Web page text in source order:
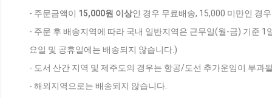
- 주문금액이 15,000원 이상인 경우 무료배송, 15,000 미만인 경
- 주문 후 배송지역에 따라 국내 일반지역은 근무일(월-금) 기준
요일 및 공휴일에는 배송되지 않습니다.)
- 도서 산간 지역 및 제주도의 경우는 항공/도선 추가운임이 부과
- 해외지역으로는 배송되지 않습니다.